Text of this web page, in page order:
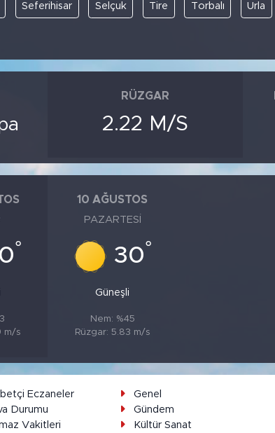
Seferihisar Selçuk Tire Torbalı Urla
RÜZGAR
2.22 M/S
°
m/s
10 AĞUSTOS
PAZARTESI
30°
Güneşli
Nem: %45
Rüzgar: 5.83 m/s
Eczaneler
Durumu
Vakitleri
Genel
Gündem
Kültür Sanat